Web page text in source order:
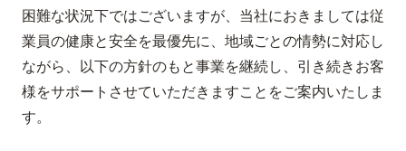
困難な状況下ではございますが、当社におきましては従
業員の健康と安全を最優先に、地域ごとの情勢に対応し
ながら、以下の方針のもと事業を継続し、引き続きお客
様をサポートさせていただきますことをご案内いたしま
す。